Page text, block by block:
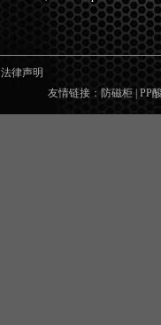
法律声明
友情链接： 防磁柜 PP